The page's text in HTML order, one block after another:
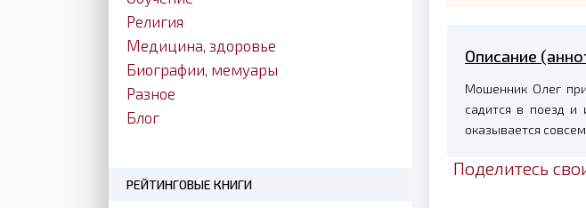
Описание
Мошенник Олег
садится в поезд и
оказывается
Поделитесь
Религия
Медицина, здоровье
Биографии, мемуары
Разное
Блог
РЕЙТИНГОВЫЕ КНИГИ